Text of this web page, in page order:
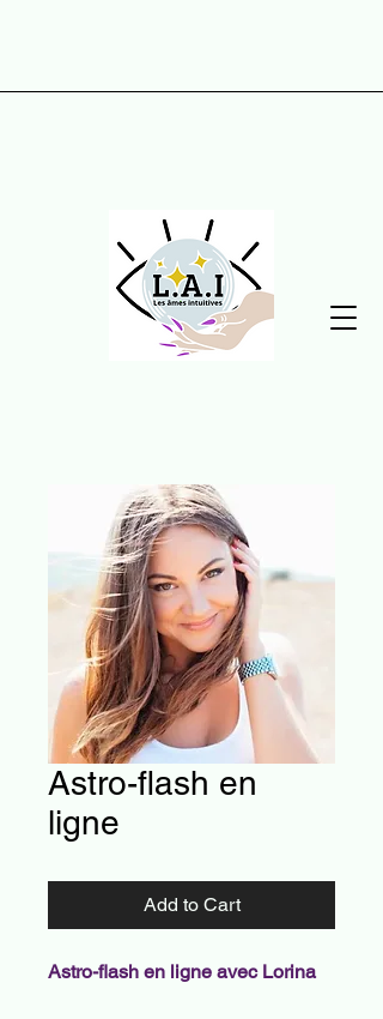
Astro-flash en
ligne
Add to Cart
Astro-flash en ligne avec Lorina